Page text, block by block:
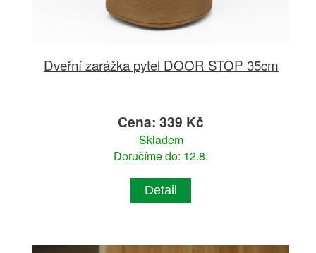
Dveřní zarážka pytel DOOR STOP 35cm
Cena: 339 Kč
Skladem
Doručíme do: 12.8.
Detail